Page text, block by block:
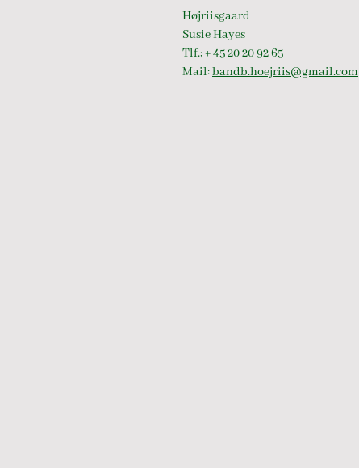
Højriisgaard
Susie Hayes
Tlf.; + 45 20 20 92 65
Mail:bandb.hoejriis@gmail.com